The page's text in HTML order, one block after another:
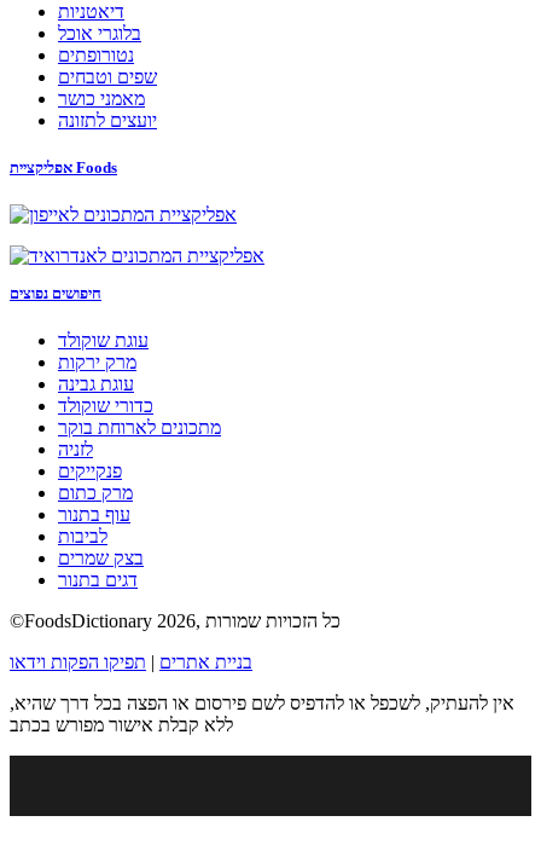
דיאטניות
בלוגרי אוכל
נטורופתים
שפים וטבחים
מאמני כושר
יועצים לתזונה
אפליקציית Foods
חיפושים נפוצים
עוגת שוקולד
מרק ירקות
עוגת גבינה
כדורי שוקולד
מתכונים לארוחת בוקר
לזניה
פנקייקים
מרק כתום
עוף בתנור
לביבות
בצק שמרים
דגים בתנור
©FoodsDictionary 2026, כל הזכויות שמורות
בניית אתרים | תפיקו הפקות וידאו
אין להעתיק, לשכפל או להדפיס לשם פירסום או הפצה בכל דרך שהיא,
ללא קבלת אישור מפורש בכתב